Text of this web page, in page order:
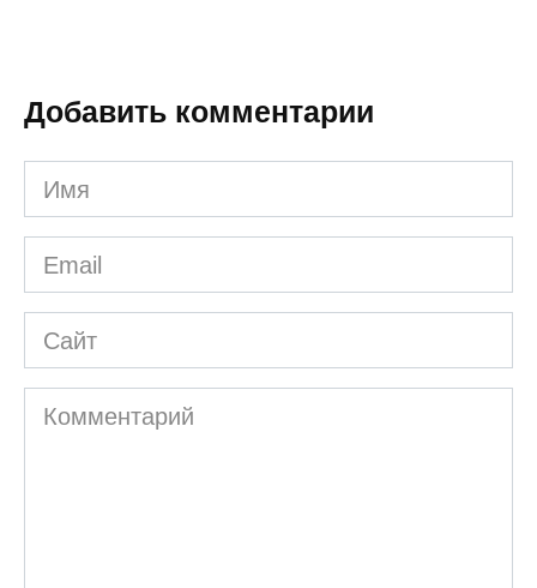
Добавить комментарии
Имя
*
Email
*
Сайт
Комментарий